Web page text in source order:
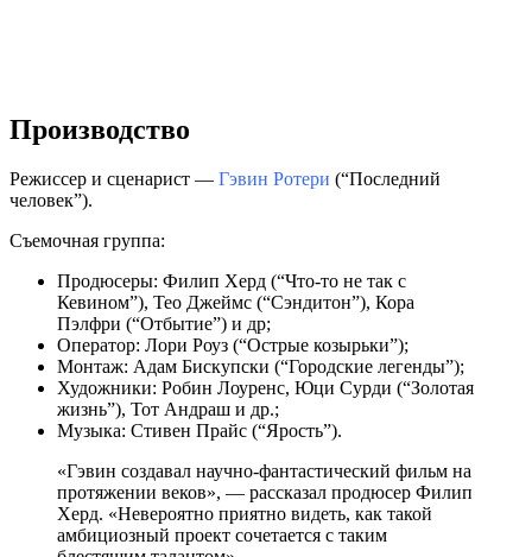
Производство
Режиссер и сценарист — Гэвин Ротери (“Последний
человек”).
Съемочная группа:
Продюсеры: Филип Херд (“Что-то не так с
Кевином”), Тео Джеймс (“Сэндитон”), Кора
Пэлфри (“Отбытие”) и др;
Оператор: Лори Роуз (“Острые козырьки”);
Монтаж: Адам Бискупски (“Городские легенды”);
Художники: Робин Лоуренс, Юци Сурди (“Золотая
жизнь”), Тот Андраш и др.;
Музыка: Стивен Прайс (“Ярость”).
«Гэвин создавал научно-фантастический фильм на
протяжении веков», — рассказал продюсер Филип
Херд. «Невероятно приятно видеть, как такой
амбициозный проект сочетается с таким